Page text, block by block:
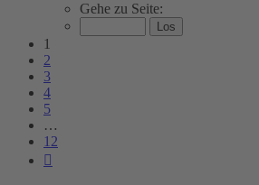
von
Gehe zu Seite:
1
2
3
4
5
…
12